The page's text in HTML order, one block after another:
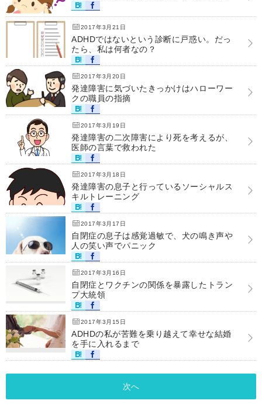
2017年3月21日
ADHDではないという診断に戸惑い。だっ
たら、私は何者なの？
2017年3月20日
発達障害に気づいたきっかけはハローワー
クの職員の指摘
2017年3月19日
発達障害の二次障害により死を考えるが、
医師の言葉で救われた
2017年3月18日
発達障害の息子と行っているソーシャルス
キルトレーニング
2017年3月17日
自閉症の息子は感覚過敏で、犬の鳴き声や
人の笑い声でパニック
2017年3月16日
自閉症とワクチンの関係を暴露したトラン
プ大統領
2017年3月15日
ADHDの私が苦難を乗り越えて幸せな結婚
を手に入れるまで
次へ